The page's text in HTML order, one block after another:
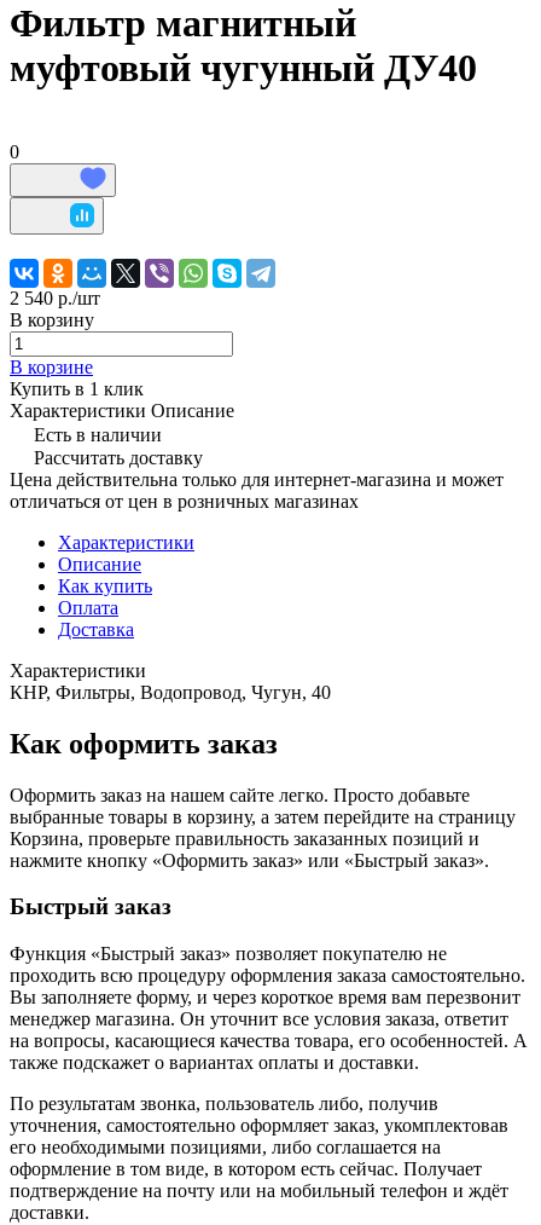
Фильтр магнитный
муфтовый чугунный ДУ40
0
2 540 р./шт
В корзину
В корзине
Купить в 1 клик
Характеристики Описание
Есть в наличии
Рассчитать доставку
Цена действительна только для интернет-магазина и может
отличаться от цен в розничных магазинах
Характеристики
Описание
Как купить
Оплата
Доставка
Характеристики
КНР, Фильтры, Водопровод, Чугун, 40
Как оформить заказ
Оформить заказ на нашем сайте легко. Просто добавьте
выбранные товары в корзину, а затем перейдите на страницу
Корзина, проверьте правильность заказанных позиций и
нажмите кнопку «Оформить заказ» или «Быстрый заказ».
Быстрый заказ
Функция «Быстрый заказ» позволяет покупателю не
проходить всю процедуру оформления заказа самостоятельно.
Вы заполняете форму, и через короткое время вам перезвонит
менеджер магазина. Он уточнит все условия заказа, ответит
на вопросы, касающиеся качества товара, его особенностей. А
также подскажет о вариантах оплаты и доставки.
По результатам звонка, пользователь либо, получив
уточнения, самостоятельно оформляет заказ, укомплектовав
его необходимыми позициями, либо соглашается на
оформление в том виде, в котором есть сейчас. Получает
подтверждение на почту или на мобильный телефон и ждёт
доставки.